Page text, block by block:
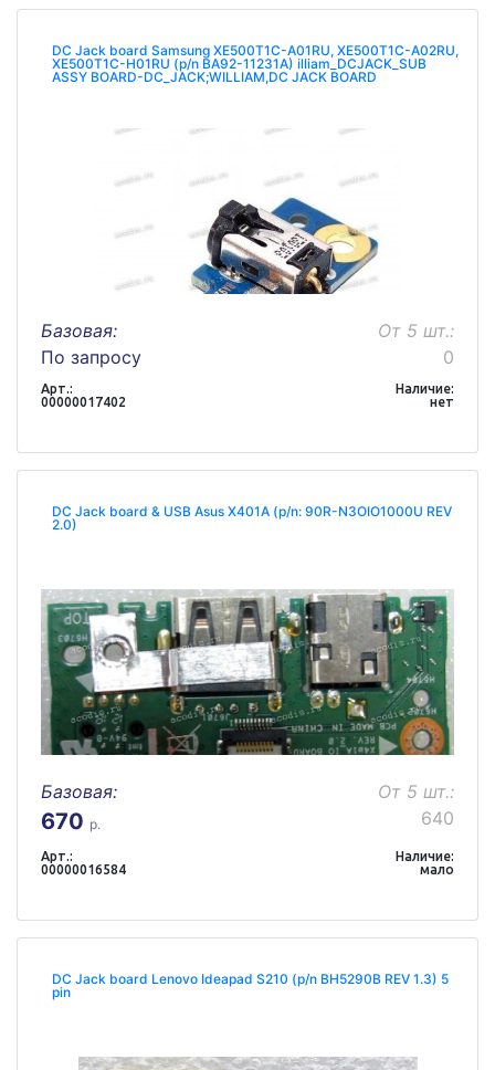
DC Jack board Samsung XE500T1C-A01RU, XE500T1C-A02RU,
XE500T1C-H01RU (p/n BA92-11231A) illiam_DCJACK_SUB
ASSY BOARD-DC_JACK;WILLIAM,DC JACK BOARD
Базовая:
По запросу
От 5 шт.:
0
Арт.:
00000017402
Наличие:
нет
DC Jack board & USB Asus X401A (p/n: 90R-N3OIO1000U REV
2.0)
Базовая:
670 р.
От 5 шт.:
640
Арт.:
00000016584
Наличие:
мало
DC Jack board Lenovo Ideapad S210 (p/n BH5290B REV 1.3) 5
pin